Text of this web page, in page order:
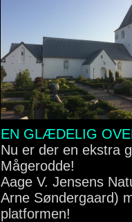
EN GLÆDELIG
Nu er der en ekstra
Mågerodde!
Aage V. Jensens
Arne Søndergaard)
platformen!